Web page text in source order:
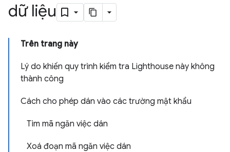
dữ liệu
Trên trang này
Lý do khiến quy trình kiểm tra Lighthouse này không
thành công
Cách cho phép dán vào các trường mật khẩu
Tìm mã ngăn việc dán
Xoá đoạn mã ngăn việc dán